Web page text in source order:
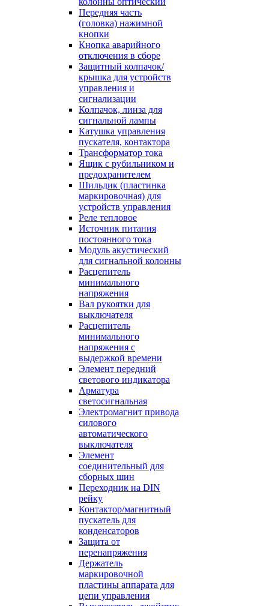
Передняя часть
(головка) нажимной
кнопки
Кнопка аварийного
отключения в сборе
Защитный колпачок/
крышка для устройств
управления и
сигнализации
Колпачок, линза для
сигнальной лампы
Катушка управления
пускателя, контактора
Трансформатор тока
Ящик с рубильником и
предохранителем
Шильдик (пластинка
маркировочная) для
устройств управления
Реле тепловое
Источник питания
постоянного тока
Модуль акустический
для сигнальной колонны
Расцепитель
минимального
напряжения
Вал рукоятки для
выключателя
Расцепитель
минимального
напряжения с
выдержкой времени
Элемент передний
светового индикатора
Арматура
светосигнальная
Электромагнит привода
силового
автоматического
выключателя
Элемент
соединительный для
сборных шин
Переходник на DIN
рейку
Контактор/магнитный
пускатель для
конденсаторов
Защита от
перенапряжения
Держатель
маркировочной
пластины аппарата для
цепи управления